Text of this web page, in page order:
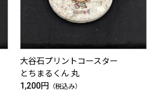
大谷石プリントコースター
とちまるくん 丸
1,200円
（税込み）